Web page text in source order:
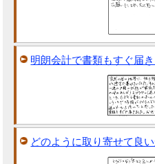
明朗会計で書類もすぐ届
どのように取り寄せて良